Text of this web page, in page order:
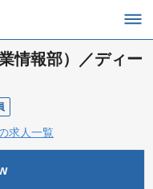
情報部）／ディー
求人一覧